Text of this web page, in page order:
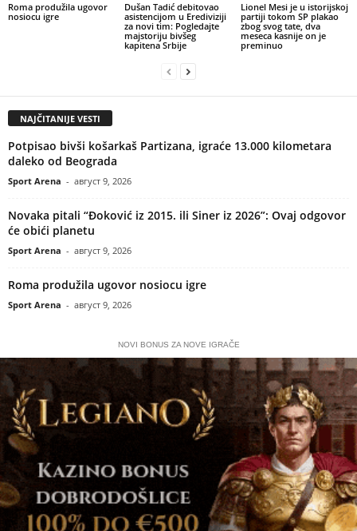
Roma produžila ugovor
nosiocu igre
Dušan Tadić debitovao
asistencijom u Erediviziji
za novi tim: Pogledajte
majstoriju bivšeg
kapitena Srbije
Lionel Mesi je u istorijskoj
partiji tokom SP plakao
zbog svog tate, dva
meseca kasnije on je
preminuo
NAJČITANIJE VESTI
Potpisao bivši košarkaš Partizana, igraće 13.000 kilometara
daleko od Beograda
Sport Arena - август 9, 2026
Novaka pitali “Đoković iz 2015. ili Siner iz 2026”: Ovaj odgovor
će obići planetu
Sport Arena - август 9, 2026
Roma produžila ugovor nosiocu igre
Sport Arena - август 9, 2026
NOVI BONUS ZA NOVE IGRAČE